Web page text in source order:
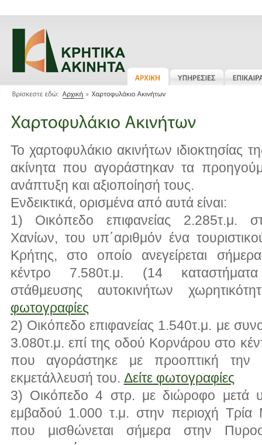
Το χαρτοφυλάκιο ακινήτων ιδιοκτησίας
ακίνητα που αγοράστηκαν τα
ανάπτυξη και αξιοποίησή τους.
Ενδεικτικά, ορισμένα από αυτά είναι:
1) Οικόπεδο επιφανείας 2.285τ.μ.
Χανίων, του υπ΄αριθμόν ένα
Κρήτης, στο οποίο ανεγείρεται
κέντρο 7.580τ.μ. (14
στάθμευσης αυτοκινήτων
φωτογραφίες
2) Οικόπεδο επιφανείας 1.540τ.μ. με
3.080τ.μ. επί της οδού Κορνάρου στο
που αγοράστηκε με προοπτική την
εκμετάλλευσή του. Δείτε φωτογραφίες
3) Οικόπεδο 4 στρ. με διώροφο μετά
εμβαδού 1.000 τ.μ. στην περιοχή Τρία
που μισθώνεται σήμερα στην